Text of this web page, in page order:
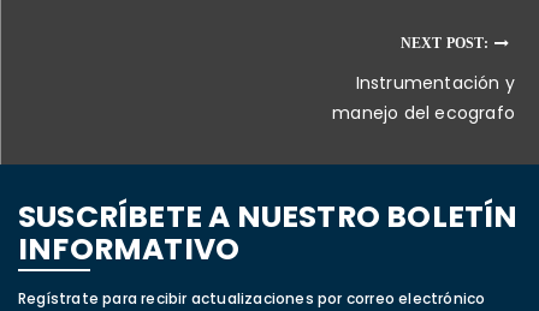
NEXT POST:
Instrumentación y
manejo del ecografo
SUSCRÍBETE A NUESTRO BOLETÍN
INFORMATIVO
Regístrate para recibir actualizaciones por correo electrónico